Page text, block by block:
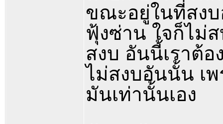
ขณะอยู่ในที่สง
ฟุ้งซ่าน ใจก็ไม่ส
สงบ อันนี้เราต้
ไม่สงบอันนั้น เพ
มันเท่านั้นเอง